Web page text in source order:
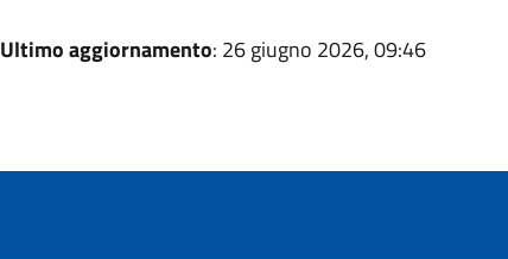
Ultimo aggiornamento: 26 giugno 2026, 09:46